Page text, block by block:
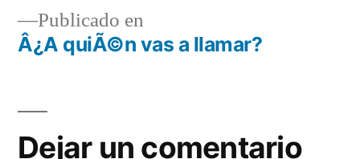
Navegación
entradas
Publicado en
Â¿A quiÃ©n vas a llamar?
Dejar un comentario